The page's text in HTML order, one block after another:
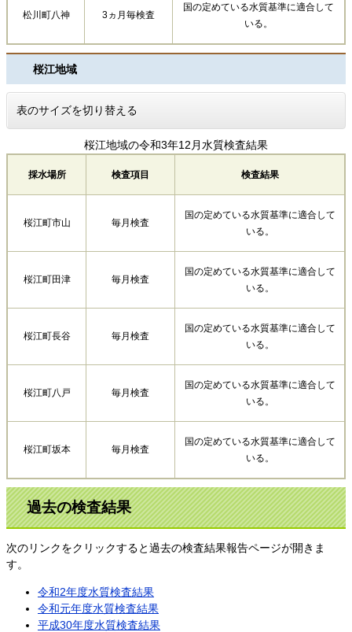
松川町八神 3ヵ月毎検査
国の定めている水質基準に適合して
いる。
桜江地域
表のサイズを切り替える
桜江地域の令和3年12月水質検査結果
採水場所 検査項目 検査結果
桜江町市山 毎月検査
国の定めている水質基準に適合して
いる。
桜江町田津 毎月検査
国の定めている水質基準に適合して
いる。
桜江町長谷 毎月検査
国の定めている水質基準に適合して
いる。
桜江町八戸 毎月検査
国の定めている水質基準に適合して
いる。
桜江町坂本 毎月検査
国の定めている水質基準に適合して
いる。
過去の検査結果
次のリンクをクリックすると過去の検査結果報告ページが開きま
す。
令和2年度水質検査結果
令和元年度水質検査結果
平成30年度水質検査結果